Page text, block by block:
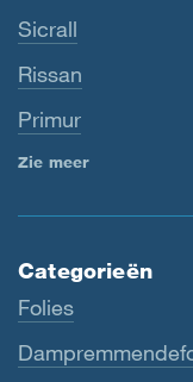
Sicrall
Rissan
Primur
Zie meer
Categorieën
Folies